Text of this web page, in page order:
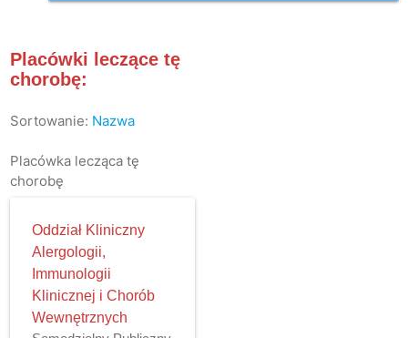
Placówki leczące tę
chorobę:
Sortowanie: Nazwa
Placówka lecząca tę
chorobę
Oddział Kliniczny
Alergologii,
Immunologii
Klinicznej i Chorób
Wewnętrznych